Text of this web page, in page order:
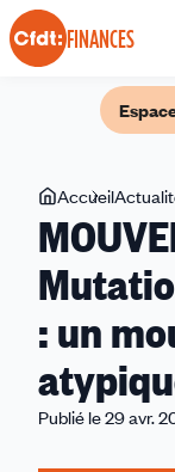
Panneau de gestion
FINANCES
Vous
êtes
ici
Accueil
: un
Publié le 29 avr.